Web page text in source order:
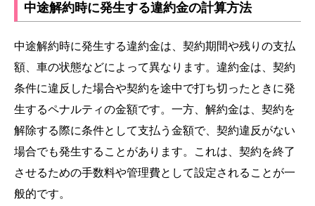
中途解約時に発生する違約金の計算方法
中途解約時に発生する違約金は、契約期間や残りの支払
額、車の状態などによって異なります。違約金は、契約
条件に違反した場合や契約を途中で打ち切ったときに発
生するペナルティの金額です。一方、解約金は、契約を
解除する際に条件として支払う金額で、契約違反がない
場合でも発生することがあります。これは、契約を終了
させるための手数料や管理費として設定されることが一
般的です。